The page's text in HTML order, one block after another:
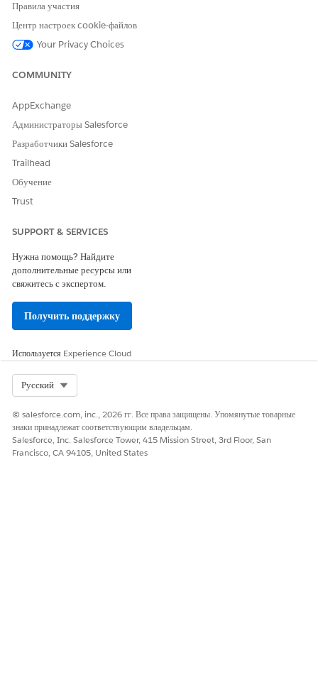
ChangeOfCircumstances/ReportChangeOfCircumstances -
ChangeOfCircumstancesReportChangeOfCircumstances
(версия 1)
Оставьте свой отзыв, чтобы мы могли стать лучше!
Правила участия
Центр настроек cookie-файлов
Your Privacy Choices
COMMUNITY
AppExchange
Администраторы Salesforce
Разработчики Salesforce
Trailhead
Обучение
Trust
SUPPORT & SERVICES
Нужна помощь? Найдите
дополнительные ресурсы или
свяжитесь с экспертом.
Получить поддержку
Используется Experience Cloud
Русский
© salesforce.com, inc., 2026 гг. Все права защищены. Упомянутые товарные
знаки принадлежат соответствующим владельцам.
Salesforce, Inc. Salesforce Tower, 415 Mission Street, 3rd Floor, San
Francisco, CA 94105, United States